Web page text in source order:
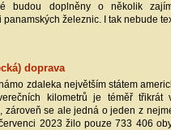
budou doplněny o několik
železnic. I tak nebude
doprava
zdaleka největším státem
kilometrů je téměř třikrát
zároveň se ale jedná o jeden z
2023 žilo pouze 733 406